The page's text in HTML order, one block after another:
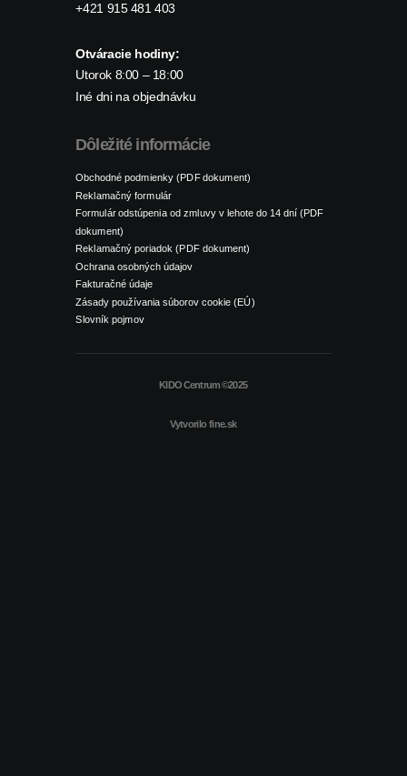
+421 915 481 403
Otváracie hodiny:
Utorok 8:00 – 18:00
Iné dni na objednávku
Dôležité informácie
Obchodné podmienky (PDF dokument)
Reklamačný formulár
Formulár odstúpenia od zmluvy v lehote do 14 dní (PDF
dokument)
Reklamačný poriadok (PDF dokument)
Ochrana osobných údajov
Fakturačné údaje
Zásady používania súborov cookie (EÚ)
Slovník pojmov
KIDO Centrum ©2025
Vytvorilo fine.sk